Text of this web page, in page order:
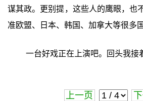
谋其政。更别提，这些人的鹰眼，也
准欧盟、日本、韩国、加拿大等很多国
一台好戏正在上演吧。回头我接
上一页